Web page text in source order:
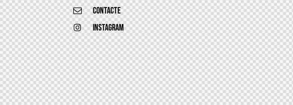
Contacte
Instagram